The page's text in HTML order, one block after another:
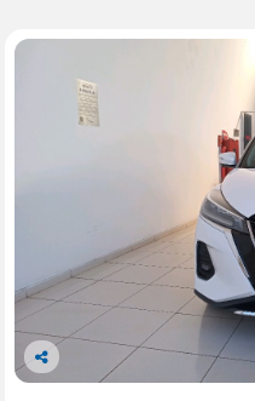
Co